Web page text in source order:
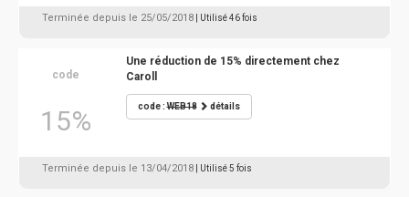
Terminée depuis le 25/05/2018 | Utilisé 46 fois
code
15%
Une réduction de 15% directement chez
Caroll
code :WEB18 détails
Terminée depuis le 13/04/2018 | Utilisé 5 fois